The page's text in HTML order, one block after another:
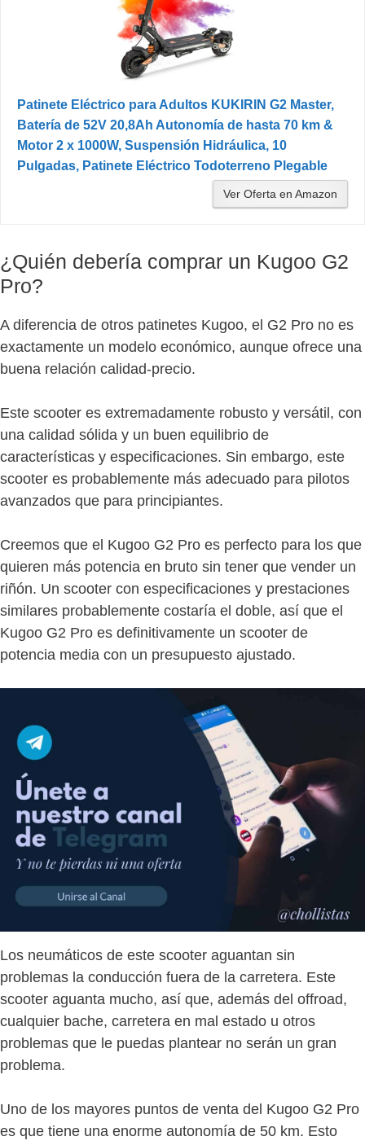
Patinete Eléctrico para Adultos KUKIRIN G2 Master,
Batería de 52V 20,8Ah Autonomía de hasta 70 km &
Motor 2 x 1000W, Suspensión Hidráulica, 10
Pulgadas, Patinete Eléctrico Todoterreno Plegable
Ver Oferta en Amazon
¿Quién debería comprar un Kugoo G2
Pro?
A diferencia de otros patinetes Kugoo, el G2 Pro no es
exactamente un modelo económico, aunque ofrece una
buena relación calidad-precio.
Este scooter es extremadamente robusto y versátil, con
una calidad sólida y un buen equilibrio de
características y especificaciones. Sin embargo, este
scooter es probablemente más adecuado para pilotos
avanzados que para principiantes.
Creemos que el Kugoo G2 Pro es perfecto para los que
quieren más potencia en bruto sin tener que vender un
riñón. Un scooter con especificaciones y prestaciones
similares probablemente costaría el doble, así que el
Kugoo G2 Pro es definitivamente un scooter de
potencia media con un presupuesto ajustado.
Los neumáticos de este scooter aguantan sin
problemas la conducción fuera de la carretera. Este
scooter aguanta mucho, así que, además del offroad,
cualquier bache, carretera en mal estado u otros
problemas que le puedas plantear no serán un gran
problema.
Uno de los mayores puntos de venta del Kugoo G2 Pro
es que tiene una enorme autonomía de 50 km. Esto